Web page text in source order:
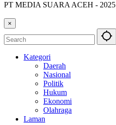
PT MEDIA SUARA ACEH - 2025
×
Kategori
Daerah
Nasional
Politik
Hukum
Ekonomi
Olahraga
Laman